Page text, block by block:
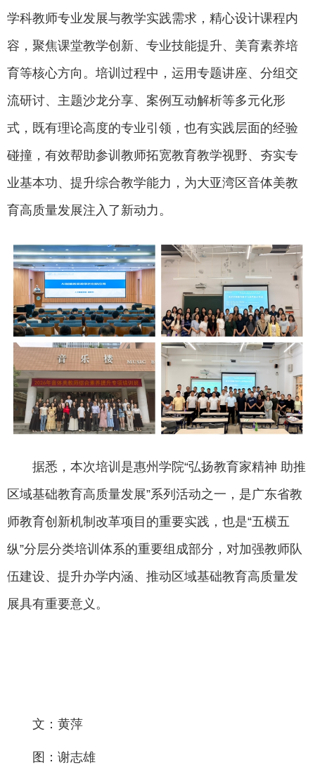
学科教师专业发展与教学实践需求，精心设计课程内
容，聚焦课堂教学创新、专业技能提升、美育素养培
育等核心方向。培训过程中，运用专题讲座、分组交
流研讨、主题沙龙分享、案例互动解析等多元化形
式，既有理论高度的专业引领，也有实践层面的经验
碰撞，有效帮助参训教师拓宽教育教学视野、夯实专
业基本功、提升综合教学能力，为大亚湾区音体美教
育高质量发展注入了新动力。
据悉，本次培训是惠州学院“弘扬教育家精神 助推
区域基础教育高质量发展”系列活动之一，是广东省教
师教育创新机制改革项目的重要实践，也是“五横五
纵”分层分类培训体系的重要组成部分，对加强教师队
伍建设、提升办学内涵、推动区域基础教育高质量发
展具有重要意义。
文：黄萍
图：谢志雄